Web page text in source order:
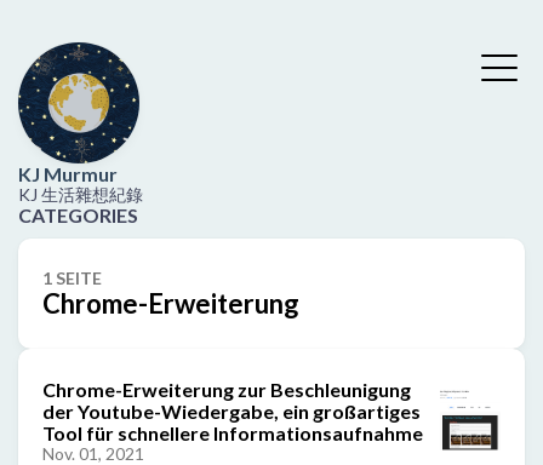
KJ Murmur
KJ 生活雜想紀錄
CATEGORIES
1 SEITE
Chrome-Erweiterung
Chrome-Erweiterung zur Beschleunigung
der Youtube-Wiedergabe, ein großartiges
Tool für schnellere Informationsaufnahme
Nov. 01, 2021